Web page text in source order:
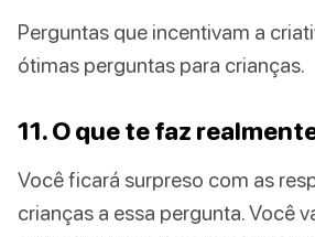
Perguntas que incentivam a
ótimas perguntas para crianças.
11. O que te faz
Você ficará surpreso com as
crianças a essa pergunta. Você